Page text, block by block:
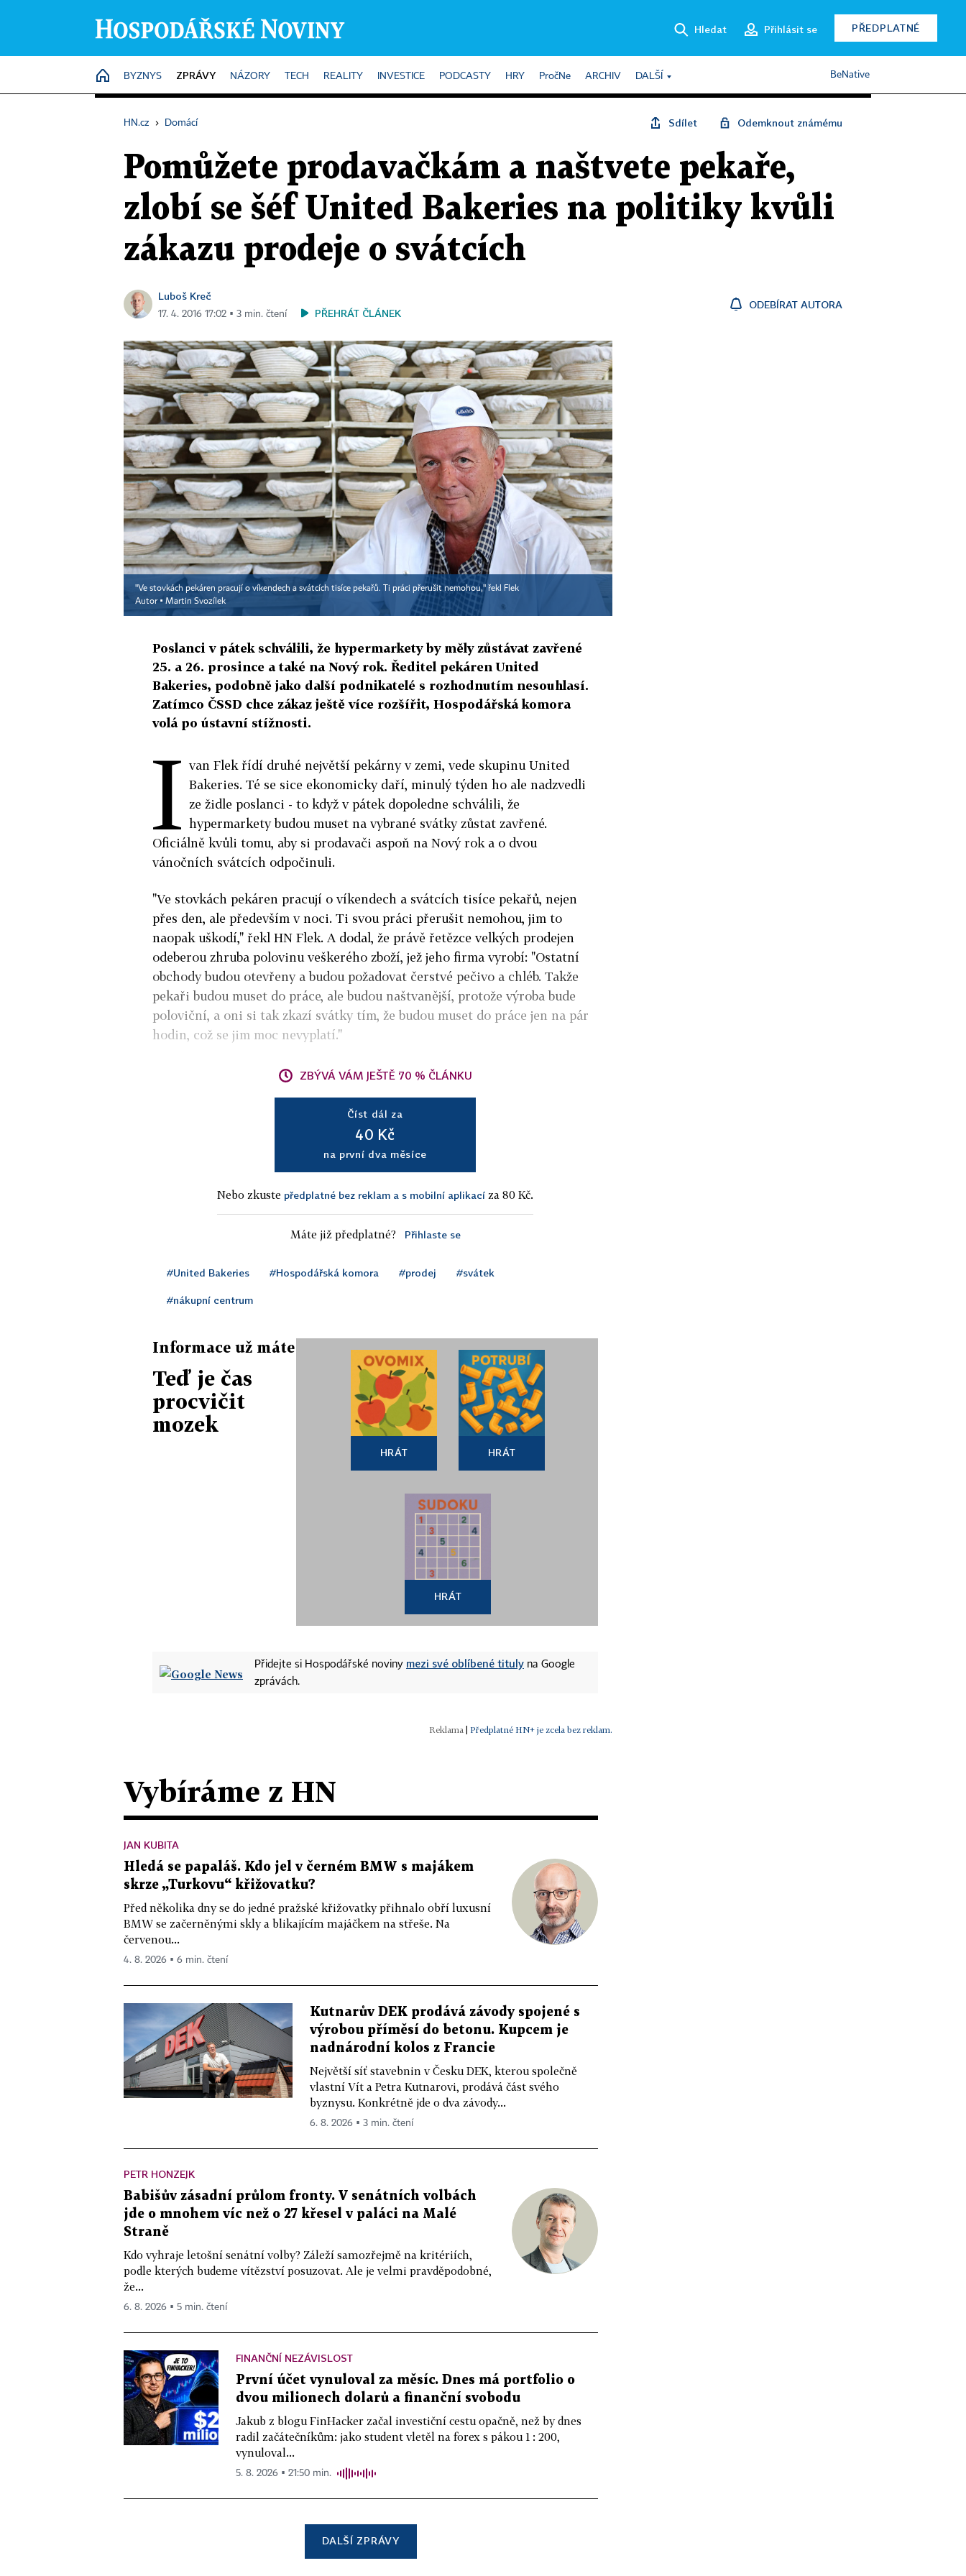
Hledat Přihlásit se PŘEDPLATNÉ
HOME
BYZNYS ZPRÁVY NÁZORY TECH REALITY INVESTICE PODCASTY HRY PročNe ARCHIV DALŠÍ BeNative
HN.cz › Domácí Sdílet Odemknout známému
Pomůžete prodavačkám a naštvete pekaře,
zlobí se šéf United Bakeries na politiky kvůli
zákazu prodeje o svátcích
Luboš Kreč
17. 4. 2016 17:02 ▪ 3 min. čtení PŘEHRÁT ČLÁNEK
ODEBÍRAT AUTORA
"Ve stovkách pekáren pracují o víkendech a svátcích tisíce pekařů. Ti práci přerušit nemohou," řekl Flek
Autor ▪ Martin Svozílek
Poslanci v pátek schválili, že hypermarkety by měly zůstávat zavřené
25. a 26. prosince a také na Nový rok. Ředitel pekáren United
Bakeries, podobně jako další podnikatelé s rozhodnutím nesouhlasí.
Zatímco ČSSD chce zákaz ještě více rozšířit, Hospodářská komora
volá po ústavní stížnosti.
I van Flek řídí druhé největší pekárny v zemi, vede skupinu United
Bakeries. Té se sice ekonomicky daří, minulý týden ho ale nadzvedli
ze židle poslanci - to když v pátek dopoledne schválili, že
hypermarkety budou muset na vybrané svátky zůstat zavřené.
Oficiálně kvůli tomu, aby si prodavači aspoň na Nový rok a o dvou
vánočních svátcích odpočinuli.
"Ve stovkách pekáren pracují o víkendech a svátcích tisíce pekařů, nejen
přes den, ale především v noci. Ti svou práci přerušit nemohou, jim to
naopak uškodí," řekl HN Flek. A dodal, že právě řetězce velkých prodejen
odeberou zhruba polovinu veškerého zboží, jež jeho firma vyrobí: "Ostatní
obchody budou otevřeny a budou požadovat čerstvé pečivo a chléb. Takže
pekaři budou muset do práce, ale budou naštvanější, protože výroba bude
poloviční, a oni si tak zkazí svátky tím, že budou muset do práce jen na pár
hodin, což se jim moc nevyplatí."
ZBÝVÁ VÁM JEŠTĚ 70 % ČLÁNKU
Číst dál za
40 Kč
na první dva měsíce
Nebo zkuste předplatné bez reklam a s mobilní aplikací za 80 Kč.
Máte již předplatné? Přihlaste se
#United Bakeries #Hospodářská komora #prodej #svátek
#nákupní centrum
Informace už máte
Teď je čas
procvičit
mozek
HRÁT HRÁT
HRÁT
Přidejte si Hospodářské noviny mezi své oblíbené tituly na Google
zprávách.
| Předplatné HN+ je zcela bez reklam.
Vybíráme z HN
JAN KUBITA
Hledá se papaláš. Kdo jel v černém BMW s majákem
skrze „Turkovu“ křižovatku?
Před několika dny se do jedné pražské křižovatky přihnalo obří luxusní
BMW se začerněnými skly a blikajícím majáčkem na střeše. Na
červenou...
4. 8. 2026 ▪ 6 min. čtení
Kutnarův DEK prodává závody spojené s
výrobou příměsí do betonu. Kupcem je
nadnárodní kolos z Francie
Největší síť stavebnin v Česku DEK, kterou společně
vlastní Vít a Petra Kutnarovi, prodává část svého
byznysu. Konkrétně jde o dva závody...
6. 8. 2026 ▪ 3 min. čtení
PETR HONZEJK
Babišův zásadní průlom fronty. V senátních volbách
jde o mnohem víc než o 27 křesel v paláci na Malé
Straně
Kdo vyhraje letošní senátní volby? Záleží samozřejmě na kritériích,
podle kterých budeme vítězství posuzovat. Ale je velmi pravděpodobné,
že...
6. 8. 2026 ▪ 5 min. čtení
FINANČNÍ NEZÁVISLOST
První účet vynuloval za měsíc. Dnes má portfolio o
dvou milionech dolarů a finanční svobodu
Jakub z blogu FinHacker začal investiční cestu opačně, než by dnes
radil začátečníkům: jako student vletěl na forex s pákou 1 : 200,
vynuloval...
5. 8. 2026 ▪ 21:50 min.
DALŠÍ ZPRÁVY